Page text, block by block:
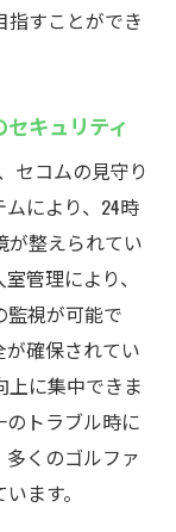
な練習
すことができ
キュリティ
セコムの見守り
により、24時
が整えられてい
管理により、
監視が可能で
確保されてい
上に集中できま
トラブル時に
くのゴルファ
ます。